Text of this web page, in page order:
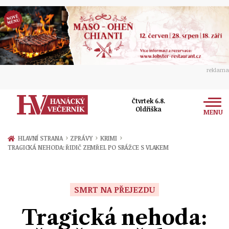
reklama
Čtvrtek 6.8.
Oldřiška
MENU
Zprávy
Přerov
Ekonomika
Ženy
Sport
HLAVNÍ STRANA › ZPRÁVY › KRIMI ›
TRAGICKÁ NEHODA: ŘIDIČ ZEMŘEL PO SRÁŽCE S VLAKEM
SMRT NA PŘEJEZDU
Tragická nehoda: